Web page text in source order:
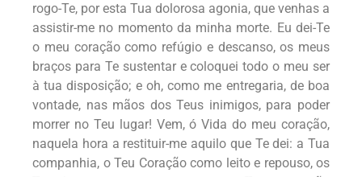
rogo-Te, por esta Tua dolorosa agonia, que venhas a
assistir-me no momento da minha morte. Eu dei-Te
o meu coração como refúgio e descanso, os meus
braços para Te sustentar e coloquei todo o meu ser
à tua disposição; e oh, como me entregaria, de boa
vontade, nas mãos dos Teus inimigos, para poder
morrer no Teu lugar! Vem, ó Vida do meu coração,
naquela hora a restituir-me aquilo que Te dei: a Tua
companhia, o Teu Coração como leito e repouso, os